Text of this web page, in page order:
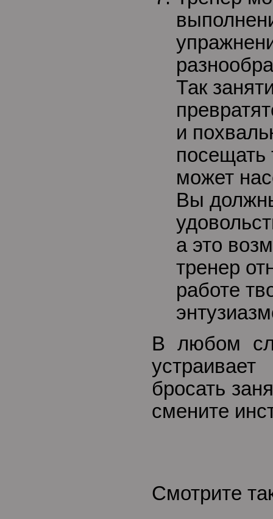
Так
и
посещать
может
Вы
а это
тренер
работе
В любом
бросать
смените
Смотрите